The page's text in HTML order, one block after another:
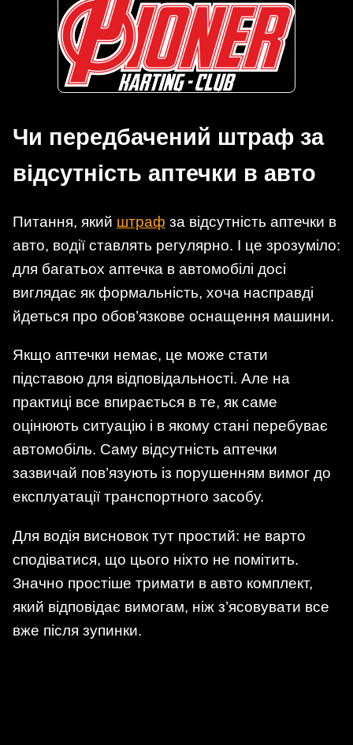
Чи передбачений штраф за
відсутність аптечки в авто
Питання, який штраф за відсутність аптечки в
авто, водії ставлять регулярно. І це зрозуміло:
для багатьох аптечка в автомобілі досі
виглядає як формальність, хоча насправді
йдеться про обов’язкове оснащення машини.
Якщо аптечки немає, це може стати
підставою для відповідальності. Але на
практиці все впирається в те, як саме
оцінюють ситуацію і в якому стані перебуває
автомобіль. Саму відсутність аптечки
зазвичай пов’язують із порушенням вимог до
експлуатації транспортного засобу.
Для водія висновок тут простий: не варто
сподіватися, що цього ніхто не помітить.
Значно простіше тримати в авто комплект,
який відповідає вимогам, ніж з’ясовувати все
вже після зупинки.